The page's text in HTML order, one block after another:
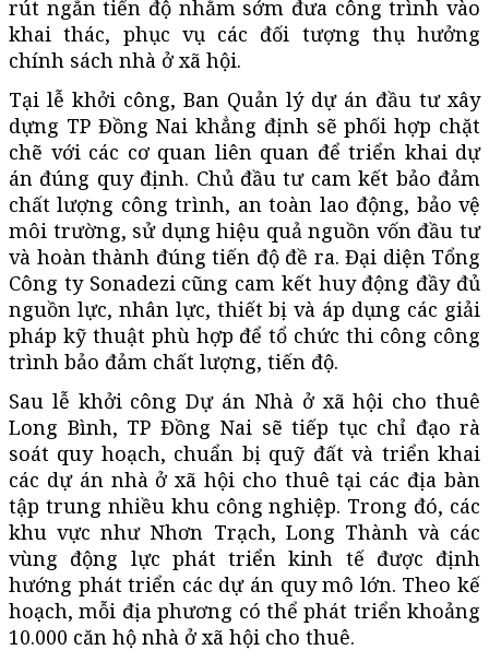
rút ngắn tiến độ nhằm sớm đưa công trình vào
khai thác, phục vụ các đối tượng thụ hưởng
chính sách nhà ở xã hội.
Tại lễ khởi công, Ban Quản lý dự án đầu tư xây
dựng TP Đồng Nai khẳng định sẽ phối hợp chặt
chẽ với các cơ quan liên quan để triển khai dự
án đúng quy định. Chủ đầu tư cam kết bảo đảm
chất lượng công trình, an toàn lao động, bảo vệ
môi trường, sử dụng hiệu quả nguồn vốn đầu tư
và hoàn thành đúng tiến độ đề ra. Đại diện Tổng
Công ty Sonadezi cũng cam kết huy động đầy đủ
nguồn lực, nhân lực, thiết bị và áp dụng các giải
pháp kỹ thuật phù hợp để tổ chức thi công công
trình bảo đảm chất lượng, tiến độ.
Sau lễ khởi công Dự án Nhà ở xã hội cho thuê
Long Bình, TP Đồng Nai sẽ tiếp tục chỉ đạo rà
soát quy hoạch, chuẩn bị quỹ đất và triển khai
các dự án nhà ở xã hội cho thuê tại các địa bàn
tập trung nhiều khu công nghiệp. Trong đó, các
khu vực như Nhơn Trạch, Long Thành và các
vùng động lực phát triển kinh tế được định
hướng phát triển các dự án quy mô lớn. Theo kế
hoạch, mỗi địa phương có thể phát triển khoảng
10.000 căn hộ nhà ở xã hội cho thuê.